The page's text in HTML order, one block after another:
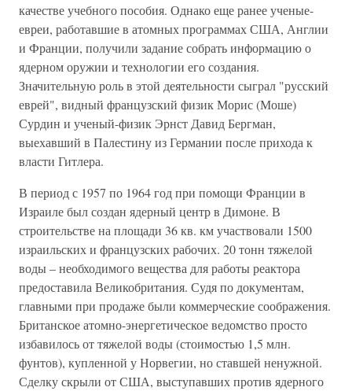
качестве учебного пособия. Однако еще ранее ученые-
евреи, работавшие в атомных программах США, Англии
и Франции, получили задание собрать информацию о
ядерном оружии и технологии его создания.
Значительную роль в этой деятельности сыграл "русский
еврей", видный французский физик Морис (Моше)
Сурдин и ученый-физик Эрнст Давид Бергман,
выехавший в Палестину из Германии после прихода к
власти Гитлера.
В период с 1957 по 1964 год при помощи Франции в
Израиле был создан ядерный центр в Димоне. В
строительстве на площади 36 кв. км участвовали 1500
израильских и французских рабочих. 20 тонн тяжелой
воды – необходимого вещества для работы реактора
предоставила Великобритания. Судя по документам,
главными при продаже были коммерческие соображения.
Британское атомно-энергетическое ведомство просто
избавилось от тяжелой воды (стоимостью 1,5 млн.
фунтов), купленной у Норвегии, но ставшей ненужной.
Сделку скрыли от США, выступавших против ядерного